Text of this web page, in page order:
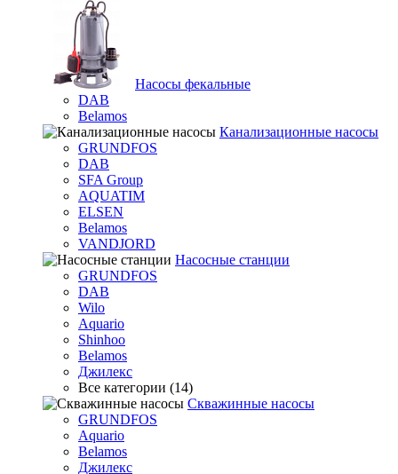
Насосы фекальные
DAB
Belamos
Канализационные насосы
GRUNDFOS
DAB
SFA Group
AQUATIM
ELSEN
Belamos
VANDJORD
Насосные станции
GRUNDFOS
DAB
Wilo
Aquario
Shinhoo
Belamos
Джилекс
Все категории (14)
Скважинные насосы
GRUNDFOS
Aquario
Belamos
Джилекс